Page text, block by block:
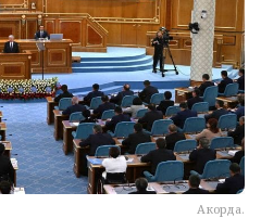
Акорда.